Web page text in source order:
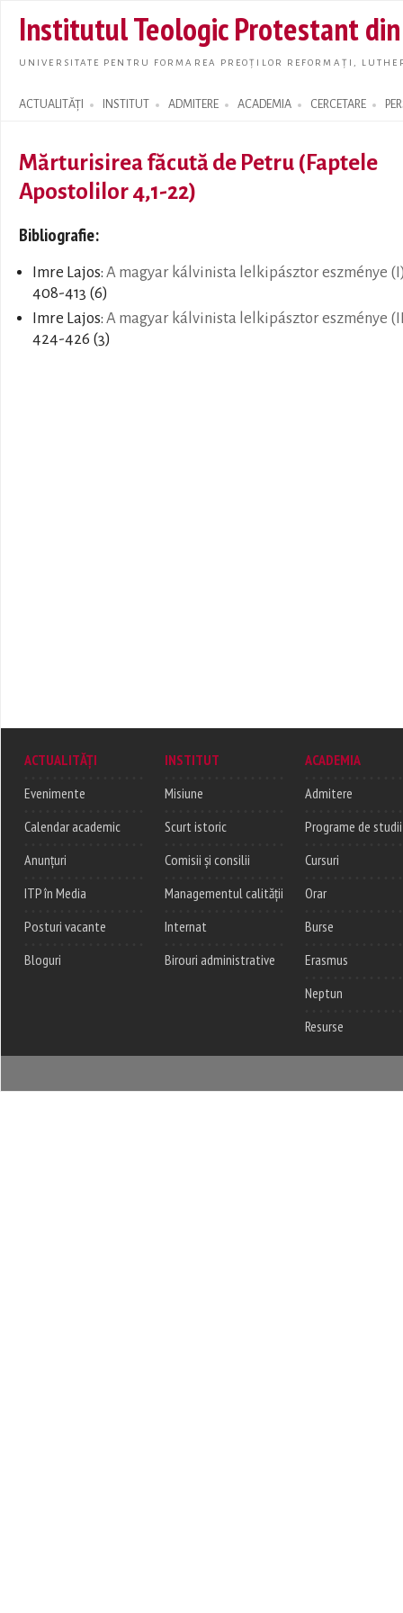
main
Institutul Teologic Protestant
UNIVERSITATE PENTRU FORMAREA PREOȚILOR REFORMAȚI,
ACTUALITĂȚI INSTITUT ADMITERE ACADEMIA CERCETARE
Search form
Mărturisirea făcută de Petru (Faptele
Apostolilor 4,1-22)
Bibliografie:
Imre Lajos: A magyar kálvinista lelkipásztor eszménye
408-413 (6)
Imre Lajos: A magyar kálvinista lelkipásztor eszménye
424-426 (3)
ACTUALITĂȚI
Evenimente
Calendar academic
Anunțuri
ITP în Media
Posturi vacante
Bloguri
INSTITUT
Misiune
Scurt istoric
Comisii și consilii
Managementul calității
Internat
Birouri administrative
ACADEMIA
Admitere
Programe de studii
Cursuri
Orar
Burse
Erasmus
Neptun
Resurse